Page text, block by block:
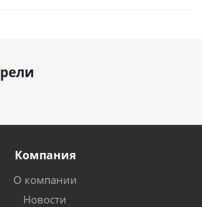
Компания
О компании
Новости